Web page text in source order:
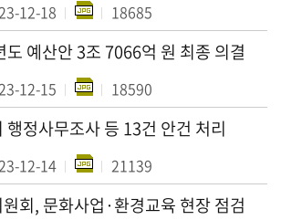
12-18 18685
도 예산안 3조 7066억 원 최종 의결
12-15 18590
행정사무조사 등 13건 안건 처리
12-14 21139
회, 문화사업·환경교육 현장 점검